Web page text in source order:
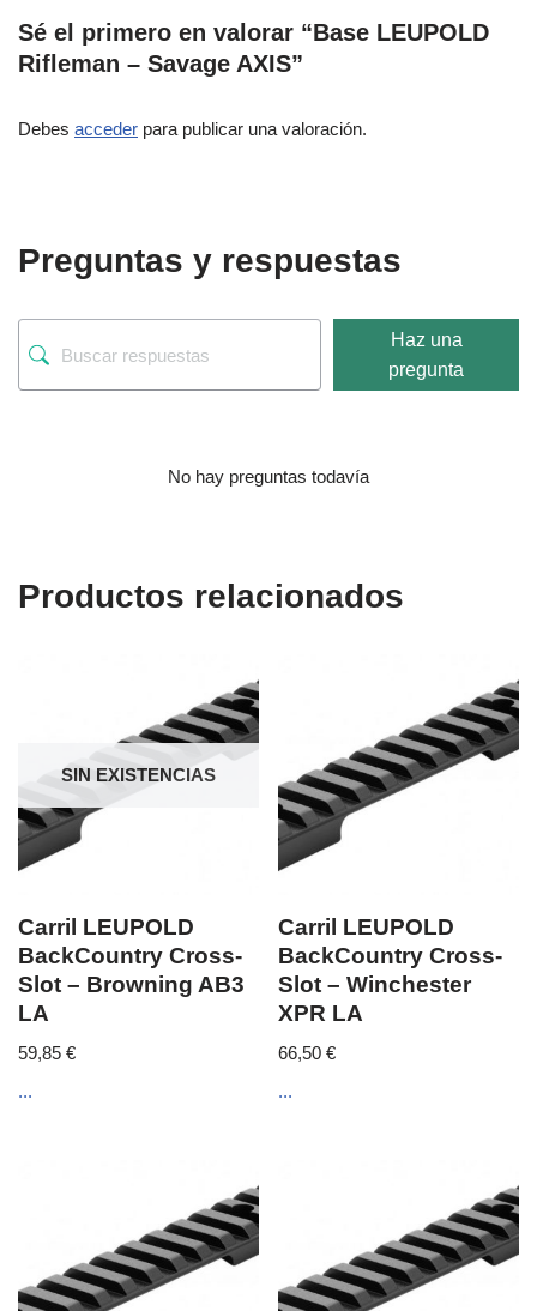
Sé el primero en valorar “Base LEUPOLD
Rifleman – Savage AXIS”
Debes acceder para publicar una valoración.
Preguntas y respuestas
Haz una
pregunta
No hay preguntas todavía
Productos relacionados
SIN EXISTENCIAS
Carril LEUPOLD
BackCountry Cross-
Slot – Browning AB3
LA
59,85 €
...
Carril LEUPOLD
BackCountry Cross-
Slot – Winchester
XPR LA
66,50€
...